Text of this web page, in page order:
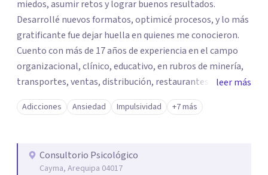
miedos, asumir retos y lograr buenos resultados.
Desarrollé nuevos formatos, optimicé procesos, y lo más
gratificante fue dejar huella en quienes me conocieron.
Cuento con más de 17 años de experiencia en el campo
organizacional, clínico, educativo, en rubros de minería,
transportes, ventas, distribución, restaurantes,
consultoras, gubernamentales, etc. Actualmente me
encuentro en el rubro educativo, el cual incluye
verlos crecer.
leer más
Adicciones Ansiedad Impulsividad +7 más
Consultorio Psicológico
Cayma, Arequipa 04017